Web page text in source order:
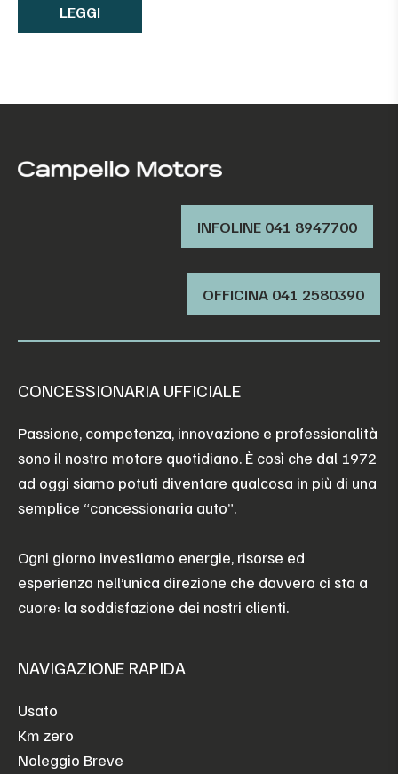
LEGGI
INFOLINE 041 8947700
OFFICINA ‭041 2580390‬
CONCESSIONARIA UFFICIALE
Passione, competenza, innovazione e professionalità
sono il nostro motore quotidiano. È così che dal 1972
ad oggi siamo potuti diventare qualcosa in più di una
semplice “concessionaria auto”.
Ogni giorno investiamo energie, risorse ed
esperienza nell’unica direzione che davvero ci sta a
cuore: la soddisfazione dei nostri clienti.
NAVIGAZIONE RAPIDA
Usato
Km zero
Noleggio Breve